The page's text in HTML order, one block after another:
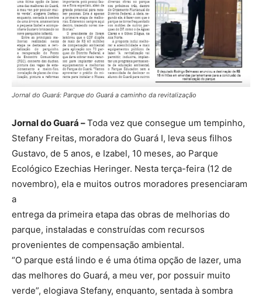
Jornal do Guará: Parque do Guará a caminho da revitalização
Jornal do Guará –Toda vez que consegue um tempinho,
Stefany Freitas, moradora do Guará I, leva seus filhos
Gustavo, de 5 anos, e Izabel, 10 meses, ao Parque
Ecológico Ezechias Heringer. Nesta terça-feira (12 de
novembro), ela e muitos outros moradores presenciaram
a
entrega da primeira etapa das obras de melhorias do
parque, instaladas e construídas com recursos
provenientes de compensação ambiental.
“O parque está lindo e é uma ótima opção de lazer, uma
das melhores do Guará, a meu ver, por possuir muito
verde”, elogiava Stefany, enquanto, sentada à sombra